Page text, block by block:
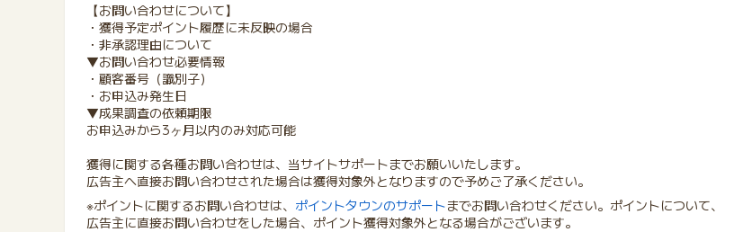
【お問い合わせについて】
・獲得予定ポイント履歴に未反映の場合
・非承認理由について
▼お問い合わせ必要情報
・顧客番号（識別子）
・お申込み発生日
▼成果調査の依頼期限
お申込みから3ヶ月以内のみ対応可能
獲得に関する各種お問い合わせは、当サイトサポートまでお願いいたします。
広告主へ直接お問い合わせされた場合は獲得対象外となりますので予めご了承ください。
※ポイントに関するお問い合わせは、 ポイントタウンのサポートまでお問い合わせください。ポイントについて、
広告主に直接お問い合わせをした場合、ポイント獲得対象外となる場合がございます。